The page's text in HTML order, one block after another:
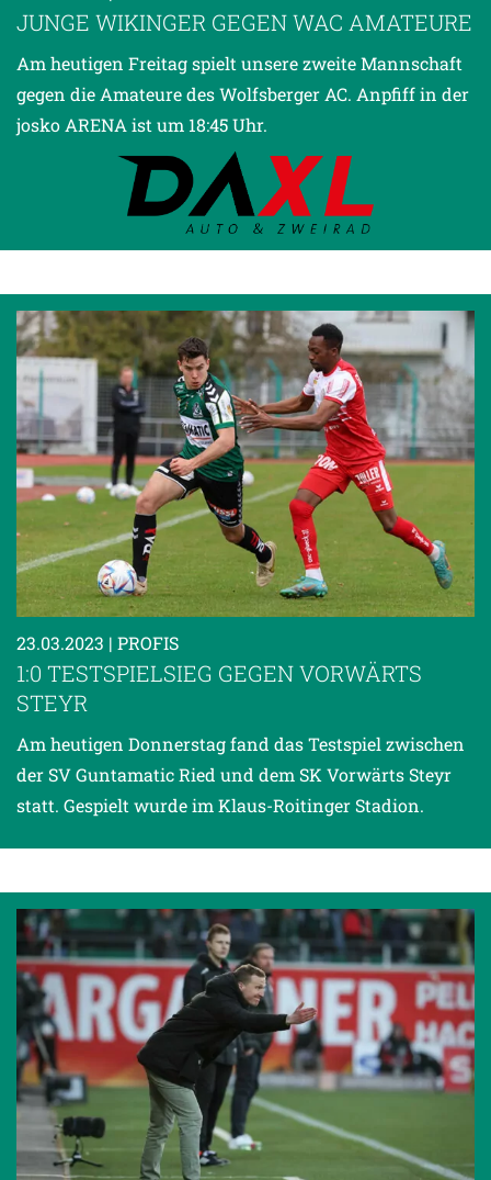
JUNGE WIKINGER GEGEN WAC AMATEURE
Am heutigen Freitag spielt unsere zweite Mannschaft
gegen die Amateure des Wolfsberger AC. Anpfiff in der
josko ARENA ist um 18:45 Uhr.
23.03.2023 | PROFIS
1:0 TESTSPIELSIEG GEGEN VORWÄRTS
STEYR
Am heutigen Donnerstag fand das Testspiel zwischen
der SV Guntamatic Ried und dem SK Vorwärts Steyr
statt. Gespielt wurde im Klaus-Roitinger Stadion.